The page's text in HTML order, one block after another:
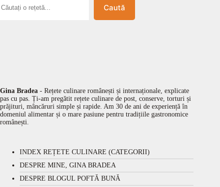
Caută
Gina Bradea - Rețete culinare românești și internaționale, explicate
pas cu pas. Ți-am pregătit rețete culinare de post, conserve, torturi și
prăjituri, mâncăruri simple și rapide. Am 30 de ani de experiență în
domeniul alimentar și o mare pasiune pentru tradițiile gastronomice
românești.
INDEX REȚETE CULINARE (CATEGORII)
DESPRE MINE, GINA BRADEA
DESPRE BLOGUL POFTĂ BUNĂ